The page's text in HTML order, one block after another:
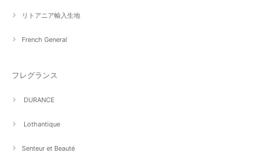
リトアニア輸入生地
French General
フレグランス
DURANCE
Lothantique
Senteur et Beauté